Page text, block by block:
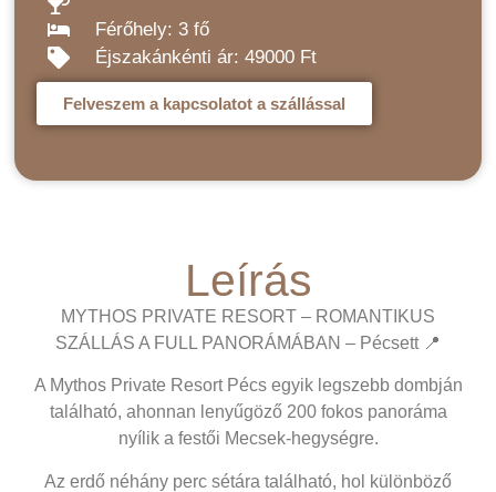
Férőhely: 3 fő
Éjszakánkénti ár: 49000 Ft
Felveszem a kapcsolatot a szállással
Leírás
MYTHOS PRIVATE RESORT – ROMANTIKUS
SZÁLLÁS A FULL PANORÁMÁBAN – Pécsett 📍
A Mythos Private Resort Pécs egyik legszebb dombján
található, ahonnan lenyűgöző 200 fokos panoráma
nyílik a festői Mecsek-hegységre.
Az erdő néhány perc sétára található, hol különböző